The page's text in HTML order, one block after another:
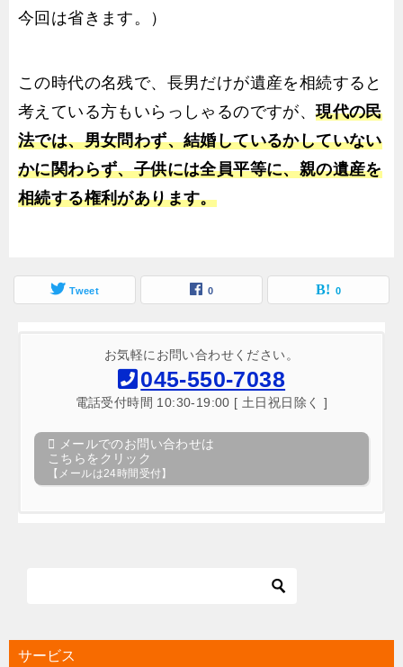
今回は省きます。）
この時代の名残で、長男だけが遺産を相続すると
考えている方もいらっしゃるのですが、現代の民
法では、男女問わず、結婚しているかしていない
かに関わらず、子供には全員平等に、親の遺産を
相続する権利があります。
Tweet 0 0
お気軽にお問い合わせください。
045-550-7038
電話受付時間 10:30-19:00 [ 土日祝日除く ]
メールでのお問い合わせは
こちらをクリック
【メールは24時間受付】
サービス